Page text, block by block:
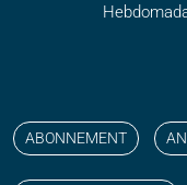
ABONNEMENT